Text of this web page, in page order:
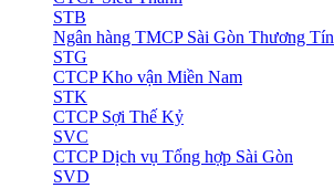
STB
Ngân hàng TMCP Sài Gòn Thương Tín
STG
CTCP Kho vận Miền Nam
STK
CTCP Sợi Thế Kỷ
SVC
CTCP Dịch vụ Tổng hợp Sài Gòn
SVD